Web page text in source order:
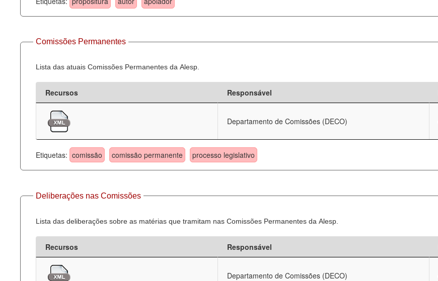
Comissões Permanentes
Lista das atuais Comissões Permanentes da Alesp.
Recursos Responsável
Departamento de Comissões (DECO)
Etiquetas: comissão comissão permanente processo legislativo
Deliberações nas Comissões
Lista das deliberações sobre as matérias que tramitam nas Comissões Permanentes da Alesp.
Recursos Responsável
Departamento de Comissões (DECO)